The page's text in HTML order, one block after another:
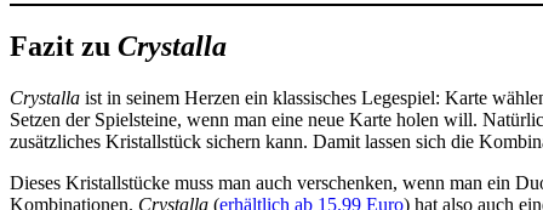
Fazit zu Crystalla
Crystalla ist in seinem Herzen ein klassisches Legespiel: Karte
Setzen der Spielsteine, wenn man eine neue Karte holen will.
zusätzliches Kristallstück sichern kann. Damit lassen sich die
Dieses Kristallstücke muss man auch verschenken, wenn man ein
Kombinationen. Crystalla (erhältlich ab 15.99 Euro) hat also auch